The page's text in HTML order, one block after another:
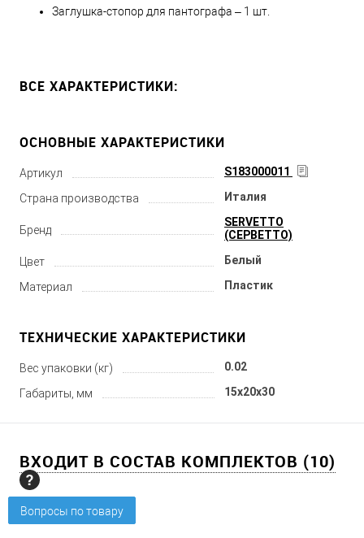
Заглушка-стопор для пантографа – 1 шт.
ВСЕ ХАРАКТЕРИСТИКИ:
ОСНОВНЫЕ ХАРАКТЕРИСТИКИ
Артикул S183000011
Страна производства Италия
Бренд
SERVETTO
(СЕРВЕТТО)
Цвет Белый
Материал Пластик
ТЕХНИЧЕСКИЕ ХАРАКТЕРИСТИКИ
Вес упаковки (кг) 0.02
Габариты, мм 15x20x30
ВХОДИТ В СОСТАВ КОМПЛЕКТОВ (10)
Вопросы по товару